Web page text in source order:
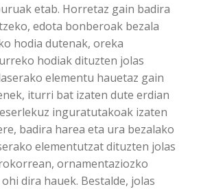
etab. Horretaz gain badira
edota bonberoak bezala
hodia dutenak, oreka
hodiak dituzten jolas
elementu hauetaz gain
iturri bat izaten dute erdian
inguratutakoak izaten
badira harea eta ura bezalako
elementutzat dituzten jolas
ornamentaziozko
dira hauek. Bestalde, jolas